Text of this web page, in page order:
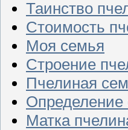
Таинство
Стоимость
Моя семья
Строение
Пчелиная
Определение
Матка